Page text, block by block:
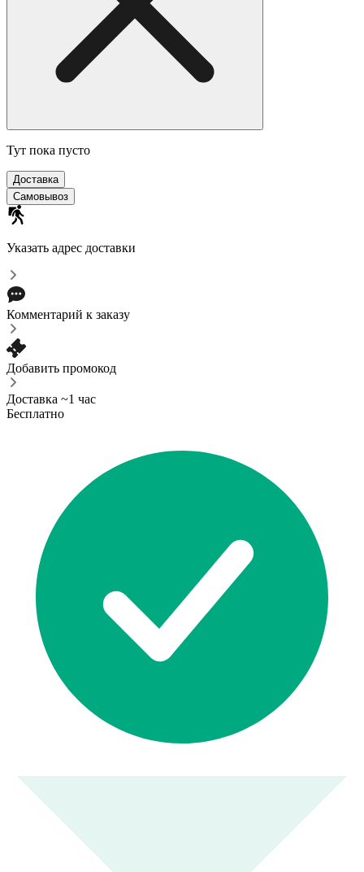
Тут пока пусто
Доставка
Самовывоз
Указать адрес доставки
Комментарий к заказу
Добавить промокод
Доставка ~1 час
Бесплатно